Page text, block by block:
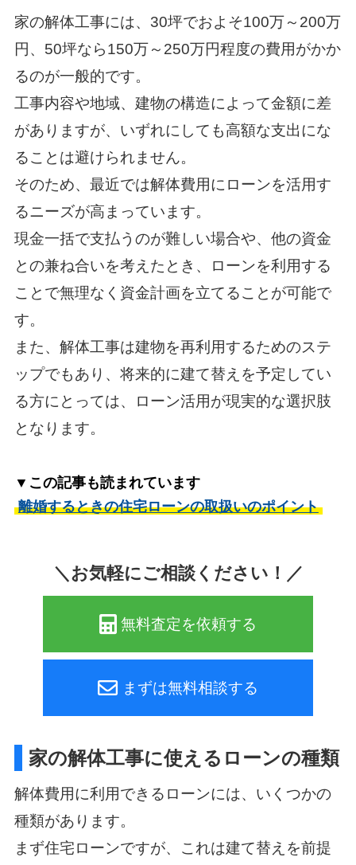
家の解体工事には、30坪でおよそ100万～200万
円、50坪なら150万～250万円程度の費用がかか
るのが一般的です。
工事内容や地域、建物の構造によって金額に差
がありますが、いずれにしても高額な支出にな
ることは避けられません。
そのため、最近では解体費用にローンを活用す
るニーズが高まっています。
現金一括で支払うのが難しい場合や、他の資金
との兼ね合いを考えたとき、ローンを利用する
ことで無理なく資金計画を立てることが可能で
す。
また、解体工事は建物を再利用するためのステ
ップでもあり、将来的に建て替えを予定してい
る方にとっては、ローン活用が現実的な選択肢
となります。
▼この記事も読まれています
離婚するときの住宅ローンの取扱いのポイント
＼お気軽にご相談ください！／
無料査定を依頼する
まずは無料相談する
家の解体工事に使えるローンの種類
解体費用に利用できるローンには、いくつかの
種類があります。
まず住宅ローンですが、これは建て替えを前提